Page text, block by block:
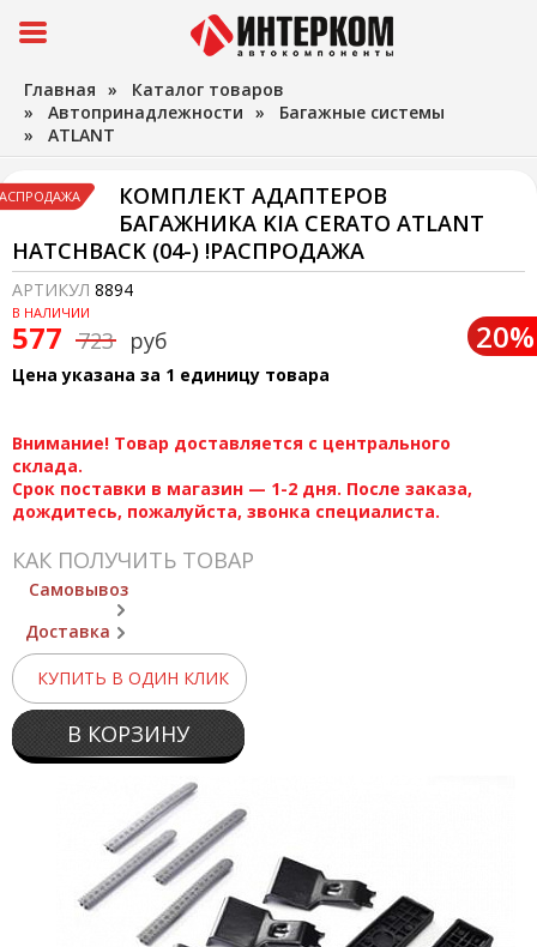
Главная » Каталог товаров
» Автопринадлежности » Багажные системы
» ATLANT
КОМПЛЕКТ АДАПТЕРОВ
БАГАЖНИКА KIA CERATO ATLANT
HATCHBACK (04-) !РАСПРОДАЖА
АРТИКУЛ 8894
В НАЛИЧИИ
577 723 руб 20%
Цена указана за 1 единицу товара
Внимание! Товар доставляется с центрального
склада.
Срок поставки в магазин — 1-2 дня. После заказа,
дождитесь, пожалуйста, звонка специалиста.
КАК ПОЛУЧИТЬ ТОВАР
Самовывоз
Доставка
КУПИТЬ В ОДИН КЛИК
В КОРЗИНУ